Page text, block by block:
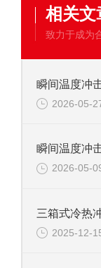
相关文
致力于成为
2026-05-
2026-05-
2025-12-